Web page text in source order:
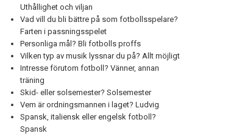
Uthållighet och viljan
Vad vill du bli bättre på som fotbollsspelare?
Farten i passningsspelet
Personliga mål? Bli fotbolls proffs
Vilken typ av musik lyssnar du på? Allt möjligt
Intresse förutom fotboll? Vänner, annan
träning
Skid- eller solsemester? Solsemester
Vem är ordningsmannen i laget? Ludvig
Spansk, italiensk eller engelsk fotboll?
Spansk